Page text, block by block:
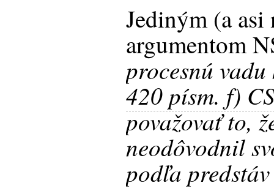
Jediným (a asi
argumentom
procesnú
420 písm. f)
považovať to,
neodôvodnil
podľa